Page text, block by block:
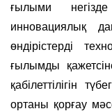
ғылыми
инновациялық
өндірістерді
ғылымды
қабілеттілігін
ортаны қорғау